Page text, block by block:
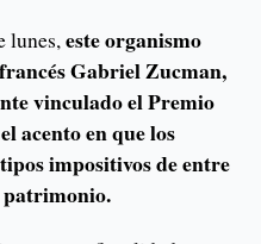
lunes,este organismo
Gabriel Zucman,
vinculado el Premio
acento en que los
impositivos de entre
patrimonio.